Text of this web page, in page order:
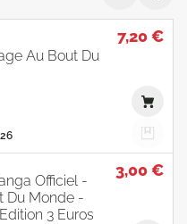
7,20 €
Au Bout Du
3,00 €
Officiel -
Du Monde -
3 Euros